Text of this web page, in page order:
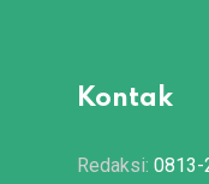
Kontak
Redaksi: 0813-